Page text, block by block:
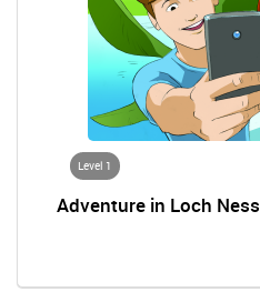
Level 1
Adventure in Loch Ness